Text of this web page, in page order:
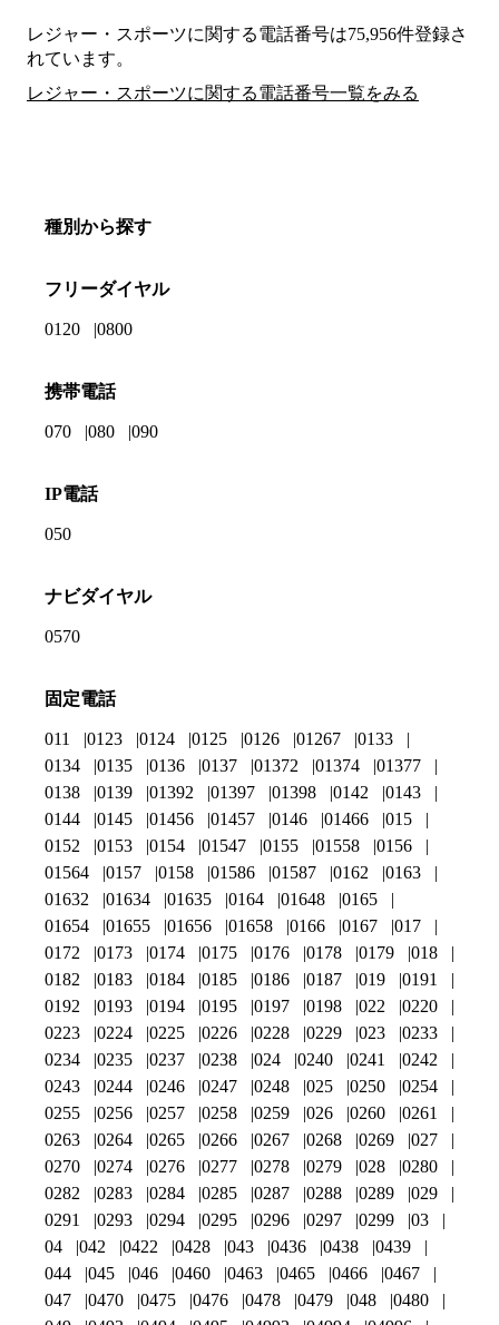
レジャー・スポーツに関する電話番号は75,956件登録さ
れています。
レジャー・スポーツに関する電話番号一覧をみる
種別から探す
フリーダイヤル
0120 0800
携帯電話
070 080 090
IP電話
050
ナビダイヤル
0570
固定電話
011 0123 0124 0125 0126 01267
0133
0134
0135 0136 0137 01372 01374
01377
0138
0139 01392 01397 01398 0142
0143
0144
0145 01456 01457 0146 01466
015
0152
0153 0154 01547 0155 01558
0156
01564
0157 0158 01586 01587 0162
0163
01632
01634 01635 0164 01648
0165
01654
01655 01656 01658 0166 0167
017
0172
0173 0174 0175 0176 0178 0179
018
0182
0183 0184 0185 0186 0187 019
0191
0192
0193 0194 0195 0197 0198 022
0220
0223
0224 0225 0226 0228 0229 023
0233
0234
0235 0237 0238 024 0240 0241
0242
0243
0244 0246 0247 0248 025 0250
0254
0255
0256 0257 0258 0259 026 0260
0261
0263
0264 0265 0266 0267 0268 0269
027
0270
0274 0276 0277 0278 0279 028
0280
0282
0283 0284 0285 0287 0288 0289
029
0291
0293 0294 0295 0296 0297 0299
03
04
042 0422 0428 043 0436 0438
0439
044
045 046 0460 0463 0465 0466
0467
047
0470 0475 0476 0478 0479 048
0480